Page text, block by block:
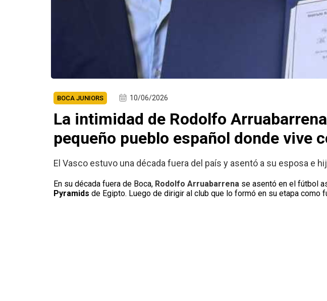
BOCA JUNIORS 10/06/2026
La intimidad de Rodolfo
pequeño pueblo español donde vive
El Vasco estuvo una década fuera del país y asentó a su esposa e
En su década fuera de Boca, Rodolfo Arruabarrena se asentó en el fútbol
Pyramids de Egipto. Luego de dirigir al club que lo formó en su etapa como